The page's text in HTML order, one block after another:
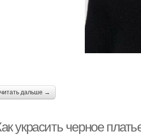
читать дальше →
украсить черное